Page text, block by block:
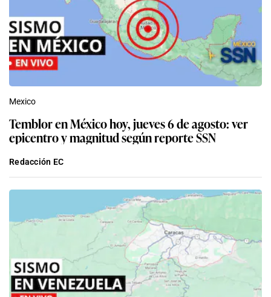
Mexico
Temblor en México hoy, jueves 6 de agosto: ver
epicentro y magnitud según reporte SSN
Redacción EC